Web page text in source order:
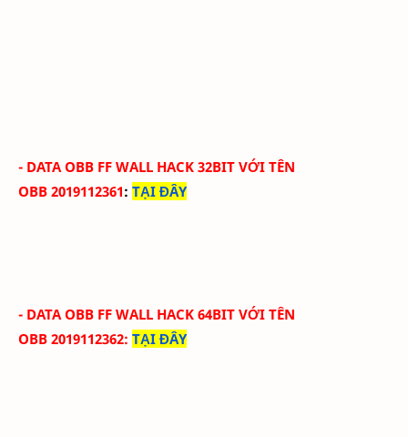
- DATA OBB FF WALL HACK 32BIT VỚI TÊN
OBB 2019112361: TẠI ĐÂY
- DATA OBB FF WALL HACK 64BIT VỚI TÊN
OBB 2019112362: TẠI ĐÂY